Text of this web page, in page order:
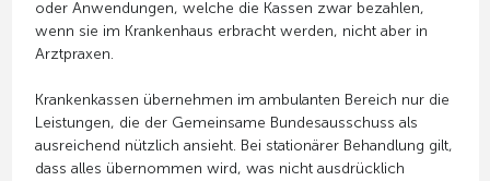
oder Anwendungen, welche die Kassen zwar bezahlen,
wenn sie im Krankenhaus erbracht werden, nicht aber in
Arztpraxen.
Krankenkassen übernehmen im ambulanten Bereich nur die
Leistungen, die der Gemeinsame Bundesausschuss als
ausreichend nützlich ansieht. Bei stationärer Behandlung gilt,
dass alles übernommen wird, was nicht ausdrücklich